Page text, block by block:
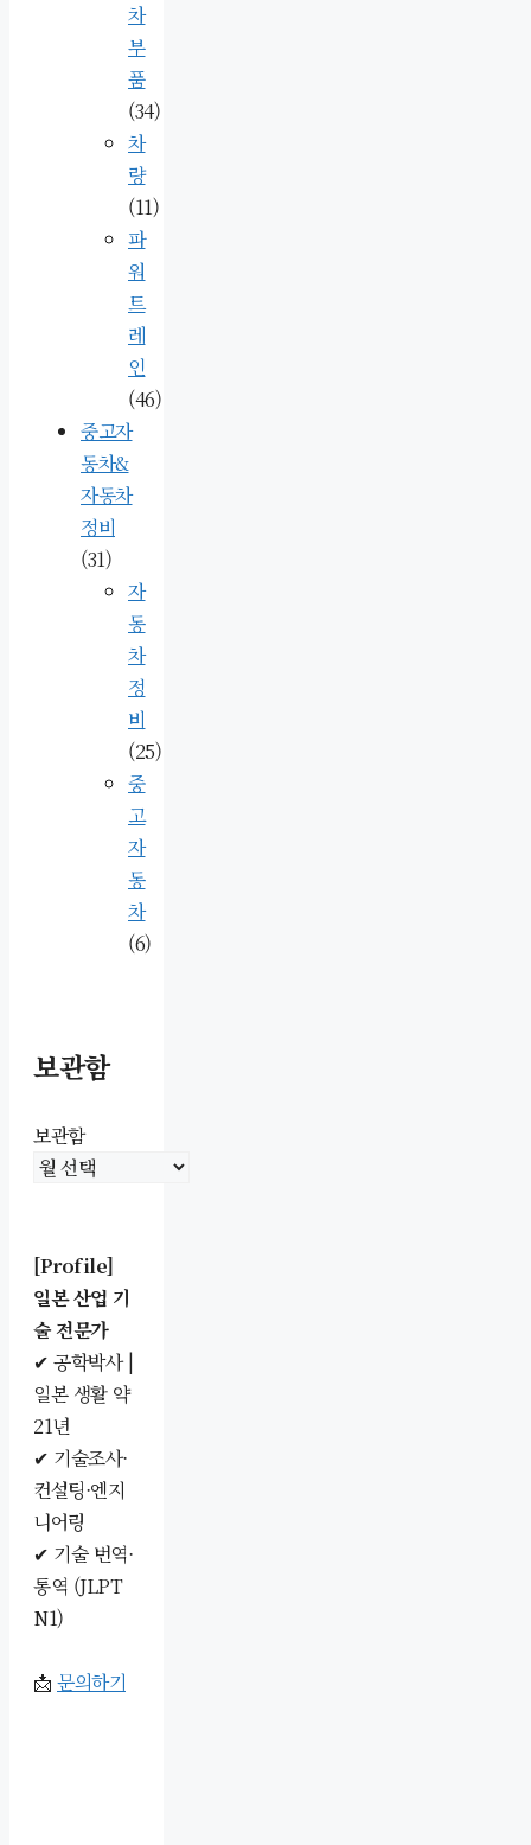
차
부
품
(34)
차
량
(11)
파
워
트
레
인
(46)
중고자
동차&
자동차
정비
(31)
자
동
차
정
비
(25)
중
고
자
동
차
(6)
보관함
보관함
[Profile]
일본 산업 기
술 전문가
✔ 공학박사 |
일본 생활 약
21년
✔ 기술조사·
컨설팅·엔지
니어링
✔ 기술 번역·
통역 (JLPT
N1)
📩 문의하기